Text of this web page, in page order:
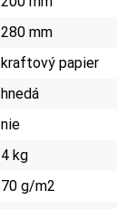
280 mm
kraftový papier
hnedá
nie
4 kg
70 g/m2